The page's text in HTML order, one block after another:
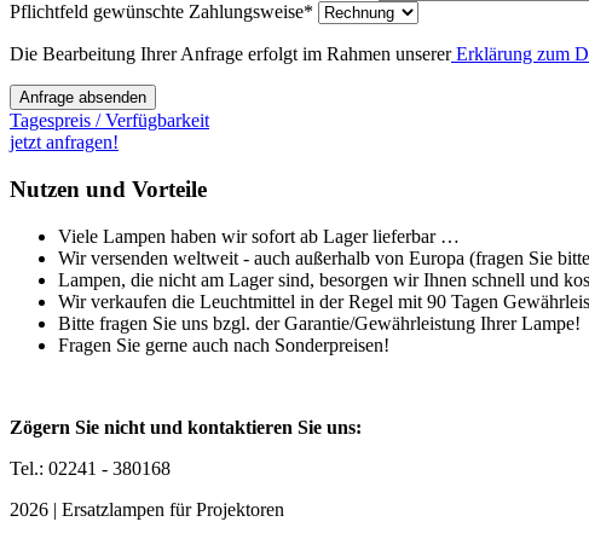
Pflichtfeld gewünschte Zahlungsweise*
Die Bearbeitung Ihrer Anfrage erfolgt im Rahmen unsererErklärung zum
Anfrage absenden
Tagespreis / Verfügbarkeit
jetzt anfragen!
Nutzen und Vorteile
Viele Lampen haben wir sofort ab Lager lieferbar …
Wir versenden weltweit - auch außerhalb von Europa (fragen Sie
Lampen, die nicht am Lager sind, besorgen wir Ihnen schnell und
Wir verkaufen die Leuchtmittel in der Regel mit 90 Tagen
Bitte fragen Sie uns bzgl. der Garantie/Gewährleistung Ihrer Lampe!
Fragen Sie gerne auch nach Sonderpreisen!
Zögern Sie nicht und kontaktieren Sie uns:
Tel.: 02241 - 380168
2026 | Ersatzlampen für Projektoren